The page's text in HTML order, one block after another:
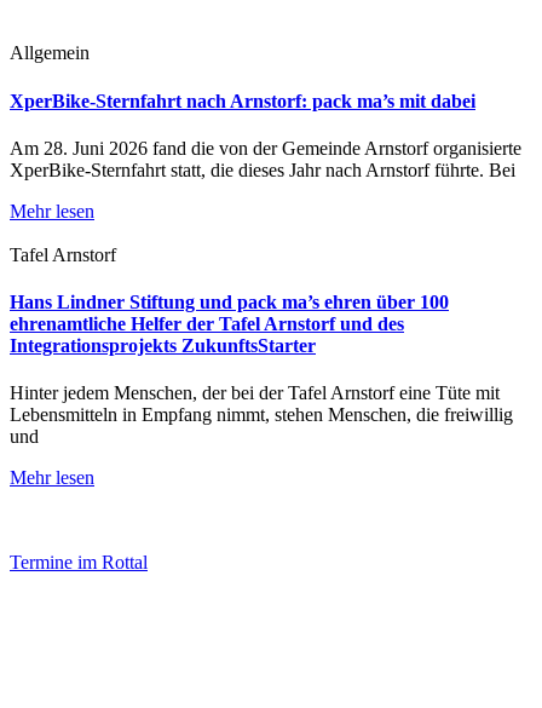
Allgemein
XperBike-Sternfahrt nach Arnstorf: pack ma’s mit dabei
Am 28. Juni 2026 fand die von der Gemeinde Arnstorf organisierte
XperBike-Sternfahrt statt, die dieses Jahr nach Arnstorf führte. Bei
Mehr lesen
Tafel Arnstorf
Hans Lindner Stiftung und pack ma’s ehren über 100
ehrenamtliche Helfer der Tafel Arnstorf und des
Integrationsprojekts ZukunftsStarter
Hinter jedem Menschen, der bei der Tafel Arnstorf eine Tüte mit
Lebensmitteln in Empfang nimmt, stehen Menschen, die freiwillig
und
Mehr lesen
Termine im Rottal